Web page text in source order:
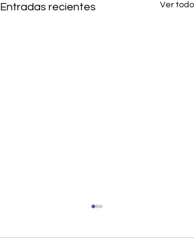
Entradas recientes Ver todo